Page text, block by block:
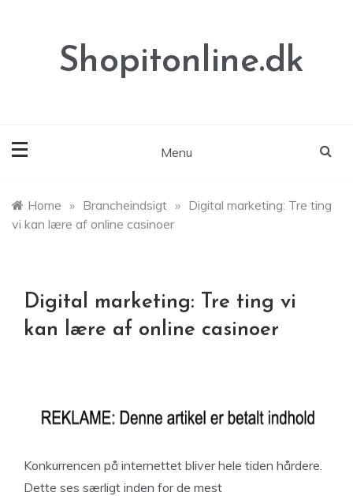
Shopitonline.dk
Menu
Home » Brancheindsigt » Digital marketing: Tre ting
vi kan lære af online casinoer
Digital marketing: Tre ting vi
kan lære af online casinoer
Konkurrencen på internettet bliver hele tiden hårdere.
Dette ses særligt inden for de mest